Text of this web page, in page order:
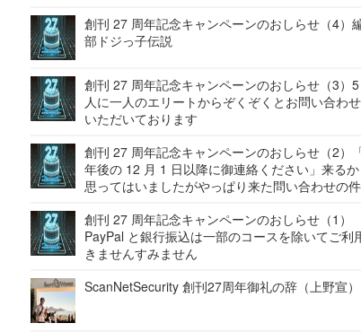
創刊 27 周年記念キャンペーンのおしらせ（4）
部ドジっ子伝説
創刊 27 周年記念キャンペーンのおしらせ（3）
人に一人のエリートからぞくぞくとお問い合わ
いただいております
創刊 27 周年記念キャンペーンのおしらせ（2）
年後の 12 月 1 日以降に御連絡ください」来るか
思ってはいましたがやっぱり来た問い合わせの件
創刊 27 周年記念キャンペーンのおしらせ（1）
PayPal と銀行振込は一部のコースを除いてご利
きませんすみません
ScanNetSecurity 創刊27周年御礼の辞（上野宣）